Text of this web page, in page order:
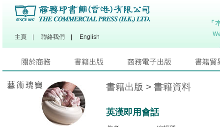
主頁 聯絡我們 English
書籍出版 > 書籍資料
英漢即用會話